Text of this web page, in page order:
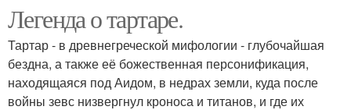
Легенда о тартаре.
Тартар - в древнегреческой мифологии - глубочайшая
бездна, а также её божественная персонификация,
находящаяся под Аидом, в недрах земли, куда после
войны зевс низвергнул кроноса и титанов, и где их